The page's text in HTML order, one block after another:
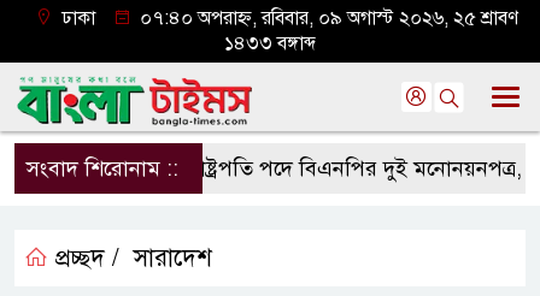
ঢাকা
০৭:৪০ অপরাহ্ন, রবিবার, ০৯ অগাস্ট ২০২৬, ২৫ শ্রাবণ
১৪৩৩ বঙ্গাব্দ
সংবাদ শিরোনাম ::রাষ্ট্রপতি পদে বিএনপির দুই মনোনয়নপত্র, ১১
প্রচ্ছদ / সারাদেশ